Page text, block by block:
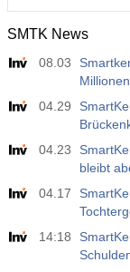
SMTK News
08.03
04.29
04.23
bleibt
04.17
14:18